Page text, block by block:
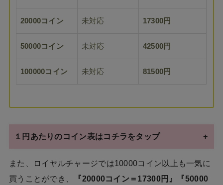
20000コイン 未対応 17300円
50000コイン 未対応 42500円
100000コイン 未対応 81500円
１円あたりのコイン表はコチラをタップ
また、ロイヤルチャージでは10000コイン以上も一気に
買うことができ、
『20000コイン＝17300円』『50000